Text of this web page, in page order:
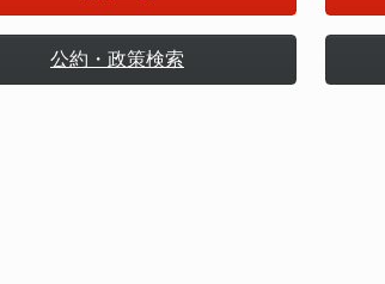
公約・政策検索